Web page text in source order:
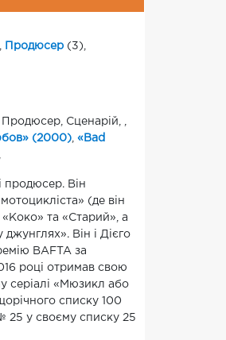
Продюсер(3),
Сценарій, ,
(2000) «Bad
продюсер. Він
(де він
та «Старий», а
Він і Дієго
BAFTA за
році отримав свою
серіалі «Мюзикл або
списку 100
25 у своєму списку 25